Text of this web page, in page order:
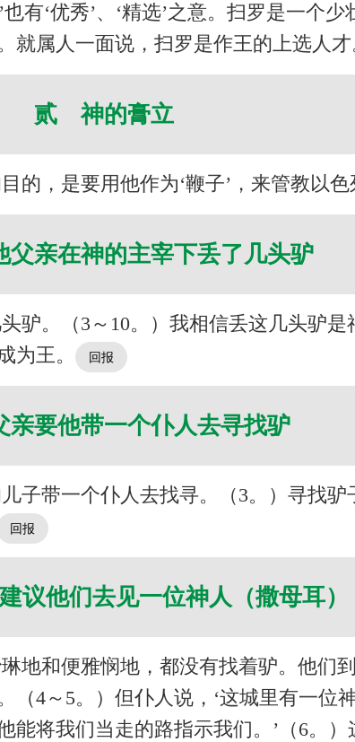
有‘优秀’、‘精选’之意。扫罗是一个
属人一面说，扫罗是作王的上选人才
贰 神的膏立
的，是要用他作为‘鞭子’，来管教以
亲在神的主宰下丢了几头驴
驴。（3～10。）我相信丢这几头驴
为王。
要他带一个仆人去寻找驴
子带一个仆人去找寻。（3。）寻找
议他们去见一位神人（撒母耳
地和便雅悯地，都没有找着驴。他们
4～5。）但仆人说，‘这城里有一位
将我们当走的路指示我们。’（6。